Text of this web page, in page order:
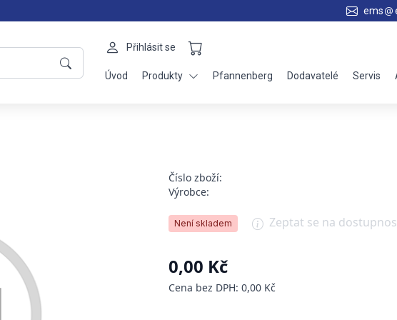
ems
Přihlásit se
Úvod Produkty Pfannenberg Dodavatelé Servis
Číslo zboží:
Výrobce:
Není skladem Zeptat se na
0,00 Kč
Cena bez DPH: 0,00 Kč